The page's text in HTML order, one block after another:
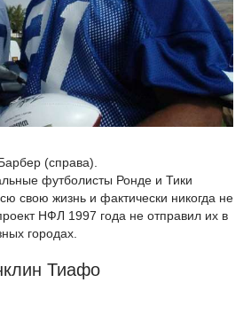
(справа).
футболисты Ронде и Тики
свою жизнь и фактически никогда не
НФЛ 1997 года не отправил их в
городах.
Тиафо